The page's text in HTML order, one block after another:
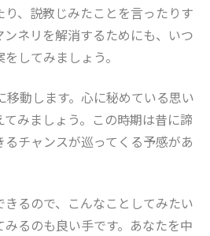
、説教じみたことを言ったりす
ネリを解消するためにも、いつ
してみましょう。
動します。 心に秘めている思い
みましょう。この時期は昔に諦
チャンスが巡ってくる予感があ
るので、こんなことしてみたい
るのも良い手です。あなたを中